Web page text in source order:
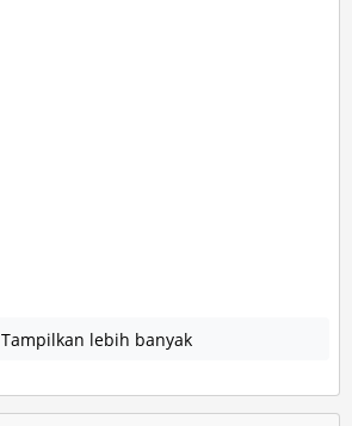
Tampilkan lebih banyak